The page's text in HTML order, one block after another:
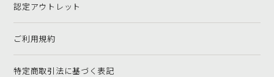
認定アウトレット
ご利用規約
特定商取引法に基づく表記